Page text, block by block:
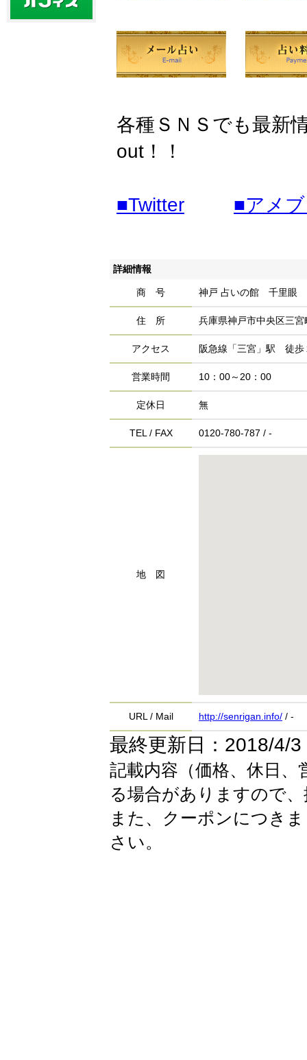
各種ＳＮＳでも最新
out！！
■Twitter ■アメ
詳細情報
商 号 神戸 占いの館 千里眼
住 所 兵庫県神戸市中央区三
アクセス 阪急線「三宮」駅 徒歩
営業時間 10：00～20：00
定休日 無
TEL / FAX 0120-780-787 / -
地 図
URL / Mail http://senrigan.info/ / -
最終更新日：2018/4/3
記載内容（価格、休日
る場合がありますので
また、クーポンにつき
さい。